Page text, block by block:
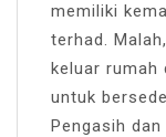
memiliki
terhad.
keluar rumah
untuk
Pengasih